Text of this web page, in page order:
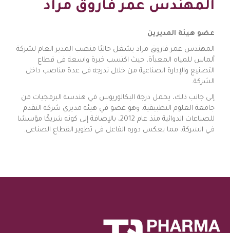
المهندس عمر فاروق مراد
عضو هيئة المديرين
المهندس عمر فاروق مراد يشغل حاليًا منصب المدير العام لشركة
ألماس للمياه المعبأة، حيث اكتسب خبرة واسعة في قطاع
التصنيع والإدارة الصناعية من خلال تدرجه في عدة مناصب داخل
الشركة.
إلى جانب ذلك، يحمل درجة البكالوريوس في هندسة البرمجيات من
جامعة العلوم التطبيقية. وهو عضو في هيئة مديري شركة التقدم
للصناعات الدوائية منذ عام 2012، بالإضافة إلى كونه شريكًا مؤسسًا
في الشركة، مما يعكس دوره الفاعل في تطوير القطاع الصناعي.